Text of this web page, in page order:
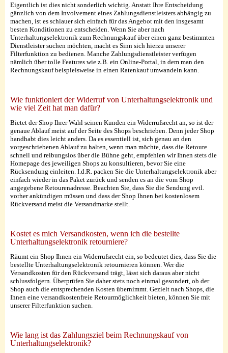
Eigentlich ist dies nicht sonderlich wichtig. Anstatt Ihre Entscheidung
gänzlich von dem Involvement eines Zahlungsdienstleisters abhängig zu
machen, ist es schlauer sich einfach für das Angebot mit den insgesamt
besten Konditionen zu entscheiden. Wenn Sie aber nach
Unterhaltungselektronik zum Rechnungskauf über einen ganz bestimmten
Dienstleister suchen möchten, macht es Sinn sich hierzu unserer
Filterfunktion zu bedienen. Manche Zahlungsdienstleister verfügen
nämlich über tolle Features wie z.B. ein Online-Portal, in dem man den
Rechnungskauf beispielsweise in einen Ratenkauf umwandeln kann.
Wie funktioniert der Widerruf von Unterhaltungselektronik und
wie viel Zeit hat man dafür?
Bietet der Shop Ihrer Wahl seinen Kunden ein Widerrufsrecht an, so ist der
genaue Ablauf meist auf der Seite des Shops beschrieben. Denn jeder Shop
handhabt dies leicht anders. Da es essentiell ist, sich genau an den
vorgeschriebenen Ablauf zu halten, wenn man möchte, dass die Retoure
schnell und reibungslos über die Bühne geht, empfehlen wir Ihnen stets die
Homepage des jeweiligen Shops zu konsultieren, bevor Sie eine
Rücksendung einleiten. I.d.R. packen Sie die Unterhaltungselektronik aber
einfach wieder in das Paket zurück und senden es an die vom Shop
angegebene Retourenadresse. Beachten Sie, dass Sie die Sendung evtl.
vorher ankündigen müssen und dass der Shop Ihnen bei kostenlosem
Rückversand meist die Versandmarke stellt.
Kostet es mich Versandkosten, wenn ich die bestellte
Unterhaltungselektronik retourniere?
Räumt ein Shop Ihnen ein Widerrufsrecht ein, so bedeutet dies, dass Sie die
bestellte Unterhaltungselektronik retournieren können. Wer die
Versandkosten für den Rückversand trägt, lässt sich daraus aber nicht
schlussfolgern. Überprüfen Sie daher stets noch einmal gesondert, ob der
Shop auch die entsprechenden Kosten übernimmt. Gezielt nach Shops, die
Ihnen eine versandkostenfreie Retourmöglichkeit bieten, können Sie mit
unserer Filterfunktion suchen.
Wie lang ist das Zahlungsziel beim Rechnungskauf von
Unterhaltungselektronik?